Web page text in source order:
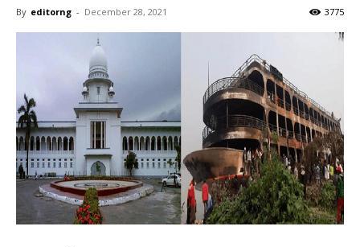
By editorng - December 28, 2021 3775